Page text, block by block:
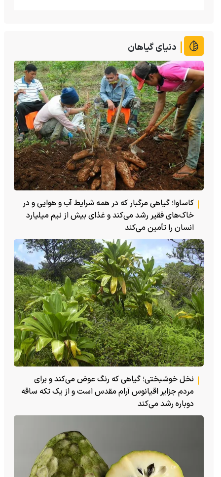
دنیای گیاهان
کاساوا؛ گیاهی مرگبار که در همه شرایط آب و هوایی و در
خاک‌های فقیر رشد می‌کند و غذای بیش از نیم میلیارد
انسان را تأمین می‌کند
نخل خوشبختی؛ گیاهی که رنگ عوض می‌کند و برای
مردم جزایر اقیانوس آرام مقدس است و از یک تکه ساقه
دوباره رشد می‌کند